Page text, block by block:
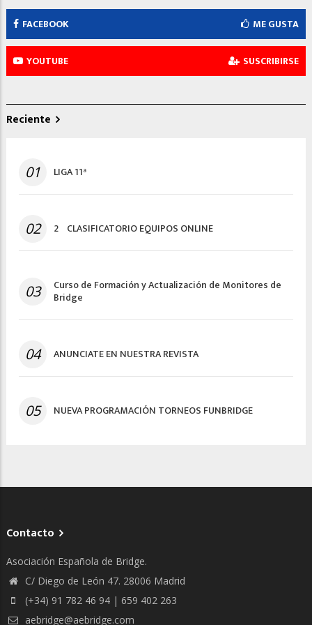
FACEBOOK ME GUSTA
YOUTUBE SUSCRIBIRSE
Reciente
01 LIGA 11ª
02 2º CLASIFICATORIO EQUIPOS ONLINE
03 Curso de Formación y Actualización de Monitores de
Bridge
04 ANUNCIATE EN NUESTRA REVISTA
05 NUEVA PROGRAMACIÓN TORNEOS FUNBRIDGE
Contacto
Asociación Española de Bridge.
C/ Diego de León 47. 28006 Madrid
(+34) 91 782 46 94 | 659 402 263
aebridge@aebridge.com